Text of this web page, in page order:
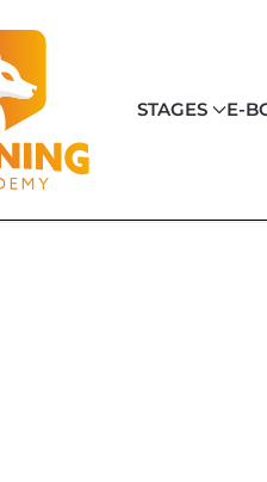
STAGES E-